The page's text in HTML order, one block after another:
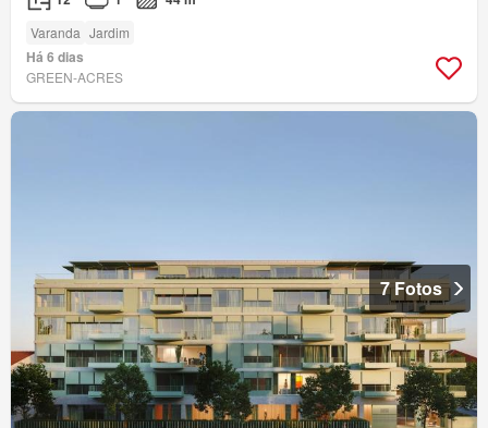
Varanda Jardim
Há 6 dias
GREEN-ACRES
7 Fotos